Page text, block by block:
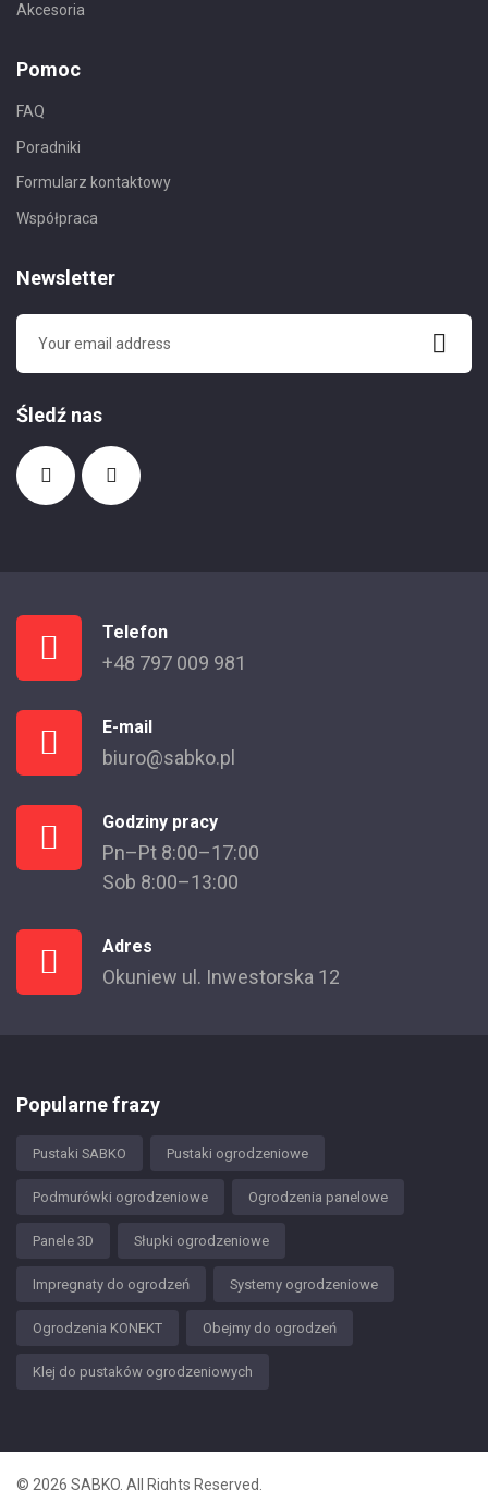
Akcesoria
Pomoc
FAQ
Poradniki
Formularz kontaktowy
Współpraca
Newsletter
Śledź nas
Telefon
+48 797 009 981
E-mail
biuro@sabko.pl
Godziny pracy
Pn–Pt 8:00–17:00
Sob 8:00–13:00
Adres
Okuniew ul. Inwestorska 12
Popularne frazy
Pustaki SABKO Pustaki ogrodzeniowe
Podmurówki ogrodzeniowe Ogrodzenia panelowe
Panele 3D Słupki ogrodzeniowe
Impregnaty do ogrodzeń Systemy ogrodzeniowe
Ogrodzenia KONEKT Obejmy do ogrodzeń
Klej do pustaków ogrodzeniowych
© 2026 SABKO. All Rights Reserved.